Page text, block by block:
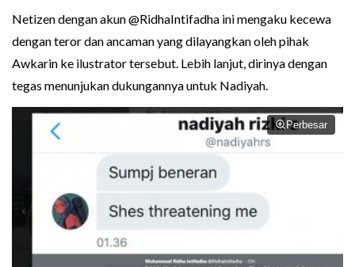
Netizen dengan akun @RidhaIntifadha ini mengaku kecewa
dengan teror dan ancaman yang dilayangkan oleh pihak
Awkarin ke ilustrator tersebut. Lebih lanjut, dirinya dengan
tegas menunjukan dukungannya untuk Nadiyah.
Perbesar